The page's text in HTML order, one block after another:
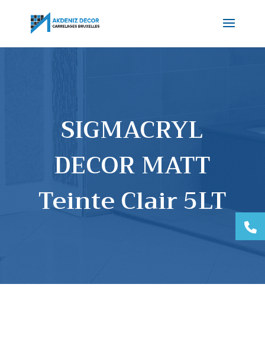
SIGMACRYL
DECOR MATT
Teinte Clair 5LT